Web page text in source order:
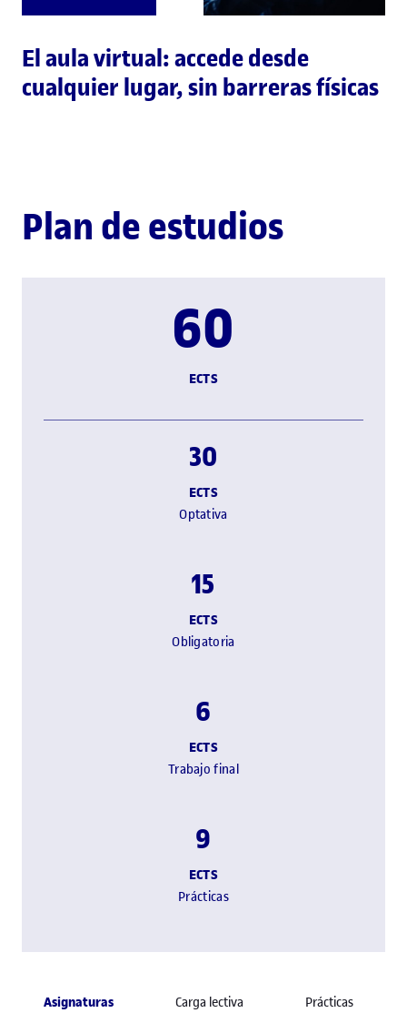
El aula virtual: accede desde
cualquier lugar, sin barreras físicas
Plan de estudios
60
ECTS
30
ECTS
Optativa
15
ECTS
Obligatoria
6
ECTS
Trabajo final
9
ECTS
Prácticas
Asignaturas Carga lectiva Prácticas